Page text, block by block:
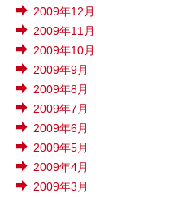
2009年12月
2009年11月
2009年10月
2009年9月
2009年8月
2009年7月
2009年6月
2009年5月
2009年4月
2009年3月